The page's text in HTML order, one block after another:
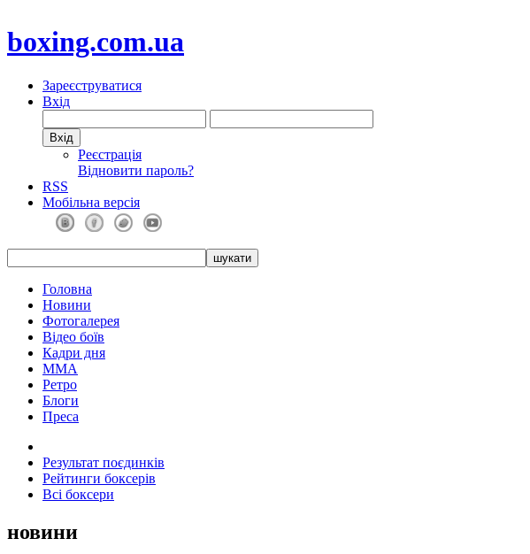
boxing.com.ua
Зареєструватися
Вхід
Реєстрація
Відновити пароль?
RSS
Мобільна версія
Головна
Новини
Фотогалерея
Відео боїв
Кадри дня
ММА
Ретро
Блоги
Преса
Результат поєдинків
Рейтинги боксерів
Всі боксери
новини